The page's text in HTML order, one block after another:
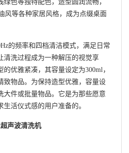
色等独特配色，造型圆润流畅，
风等各种家居风格，成为点缀桌面
的频率和四档清洁模式，满足日常
清洗过程成为一种解压的视觉享
优雅紧凑，其容量设定为300ml，
致物品。为保持造型优雅，容量设
大件或批量物品。它是为那些愿意
活仪式感的用户准备的。
声波清洗机